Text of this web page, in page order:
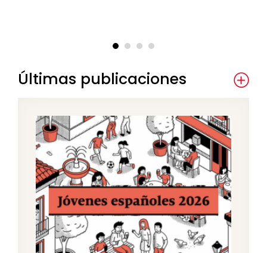
Últimas publicaciones